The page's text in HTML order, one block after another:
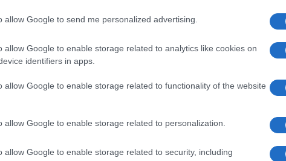
allow Google to send me personalized advertising.
allow Google to enable storage related to analytics like cookies on
identifiers in apps.
allow Google to enable storage related to functionality of the website
allow Google to enable storage related to personalization.
allow Google to enable storage related to security, including
in politica. Penso che ognuno